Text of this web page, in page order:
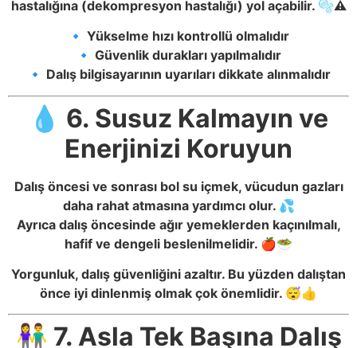
hastalığına (dekompresyon hastalığı) yol açabilir. 🫧⚠️
🔹 Yükselme hızı kontrollü olmalıdır
🔹 Güvenlik durakları yapılmalıdır
🔹 Dalış bilgisayarının uyarıları dikkate alınmalıdır
💧 6. Susuz Kalmayın ve
Enerjinizi Koruyun
Dalış öncesi ve sonrası bol su içmek, vücudun gazları
daha rahat atmasına yardımcı olur. 💦
Ayrıca dalış öncesinde ağır yemeklerden kaçınılmalı,
hafif ve dengeli beslenilmelidir. 🍎🥗
Yorgunluk, dalış güvenliğini azaltır. Bu yüzden dalıştan
önce iyi dinlenmiş olmak çok önemlidir. 😴👍
👫 7. Asla Tek Başına Dalış